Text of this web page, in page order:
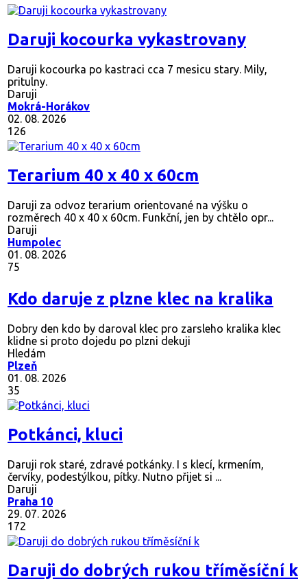
Daruji kocourka vykastrovany
Daruji kocourka po kastraci cca 7 mesicu stary. Mily,
pritulny.
Daruji
Mokrá-Horákov
02. 08. 2026
126
Terarium 40 x 40 x 60cm
Daruji za odvoz terarium orientované na výšku o
rozměrech 40 x 40 x 60cm. Funkční, jen by chtělo opr...
Daruji
Humpolec
01. 08. 2026
75
Kdo daruje z plzne klec na kralika
Dobry den kdo by daroval klec pro zarsleho kralika klec
klidne si proto dojedu po plzni dekuji
Hledám
Plzeň
01. 08. 2026
35
Potkánci, kluci
Daruji rok staré, zdravé potkánky. I s klecí, krmením,
červíky, podestýlkou, pítky. Nutno přijet si ...
Daruji
Praha 10
29. 07. 2026
172
Daruji do dobrých rukou tříměsíční k